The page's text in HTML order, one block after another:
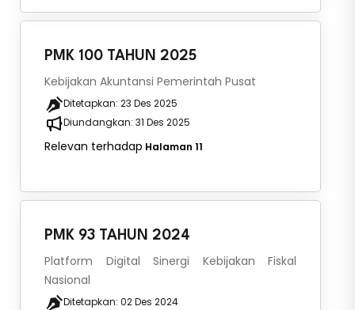
PMK 100 TAHUN 2025
Kebijakan Akuntansi Pemerintah Pusat
Ditetapkan: 23 Des 2025
Diundangkan: 31 Des 2025
Relevan terhadap Halaman 11
PMK 93 TAHUN 2024
Platform Digital Sinergi Kebijakan Fiskal
Nasional
Ditetapkan: 02 Des 2024